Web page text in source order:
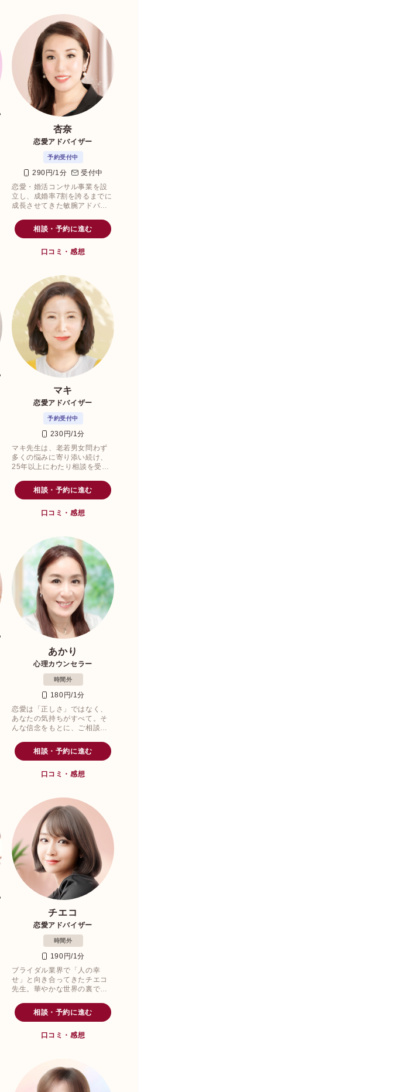
杏奈
恋愛アドバイザー
予約受付中
290円/1分
受付中
恋愛・婚活コンサル事業を設
立し、成婚率7割を誇るまでに
成長させてきた敏腕アドバイ
相談・予約に進む
口コミ・感想
マキ
恋愛アドバイザー
予約受付中
230円/1分
マキ先生は、老若男女問わず
多くの悩みに寄り添い続け、
25年以上にわたり相談を受け
相談・予約に進む
口コミ・感想
あかり
心理カウンセラー
時間外
180円/1分
恋愛は「正しさ」ではなく、
あなたの気持ちがすべて。そ
んな信念をもとに、ご相談者
ながら、丁寧に言葉を紡ぎま
す。
相談・予約に進む
口コミ・感想
チエコ
恋愛アドバイザー
時間外
190円/1分
ブライダル業界で「人の幸
せ」と向き合ってきたチエコ
先生。華やかな世界の裏で、
ってきました。
相談・予約に進む
口コミ・感想